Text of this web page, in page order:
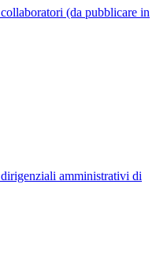
(da pubblicare in
amministrativi di